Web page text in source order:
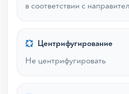
в соответствии с
Центрифугирование
Не центрифугировать